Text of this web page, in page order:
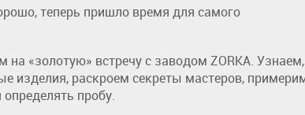
теперь пришло время для самого
на «золотую» встречу с заводом ZORKA. Узнаем,
изделия, раскроем секреты мастеров,
пробу.